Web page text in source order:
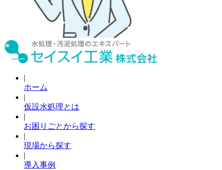
|
ホーム
|
仮設水処理とは
|
お困りごとから探す
|
現場から探す
|
導入事例